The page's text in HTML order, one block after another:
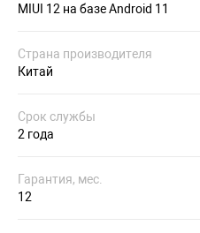
MIUI 12 на базе Android 11
Страна производителя
Китай
Срок службы
2 года
Гарантия, мес.
12